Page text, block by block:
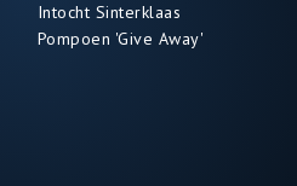
Intocht Sinterklaas
Pompoen 'Give Away'